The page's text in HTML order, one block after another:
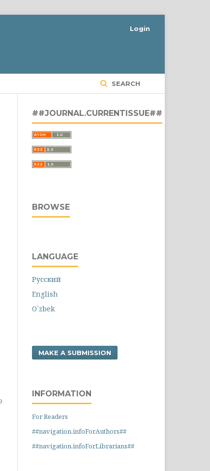
SEARCH
Login
##JOURNAL.CURRENTISSUE##
BROWSE
LANGUAGE
Русский
English
O`zbek
MAKE A SUBMISSION
INFORMATION
For Readers
##navigation.infoForAuthors##
##navigation.infoForLibrarians##